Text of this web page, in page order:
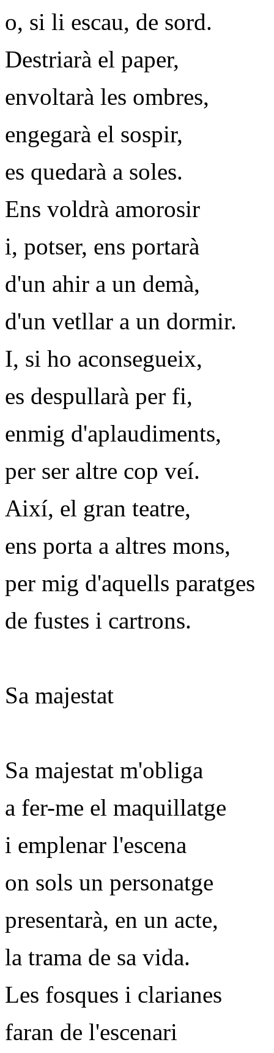
o, si li escau, de sord.
Destriarà el paper,
envoltarà les ombres,
engegarà el sospir,
es quedarà a soles.
Ens voldrà amorosir
i, potser, ens portarà
d'un ahir a un demà,
d'un vetllar a un dormir.
I, si ho aconsegueix,
es despullarà per fi,
enmig d'aplaudiments,
per ser altre cop veí.
Així, el gran teatre,
ens porta a altres mons,
per mig d'aquells paratges
de fustes i cartrons.
Sa majestat
Sa majestat m'obliga
a fer-me el maquillatge
i emplenar l'escena
on sols un personatge
presentarà, en un acte,
la trama de sa vida.
Les fosques i clarianes
faran de l'escenari